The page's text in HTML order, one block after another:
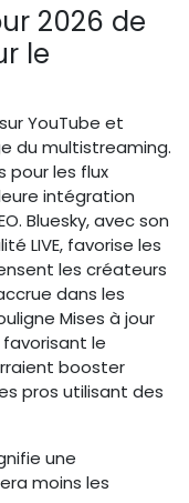
2026 de
le
YouTube et
du multistreaming.
pour les flux
intégration
Bluesky, avec son
LIVE, favorise les
les créateurs
dans les
Mises à jour
favorisant le
booster
pros utilisant des
une
moins les